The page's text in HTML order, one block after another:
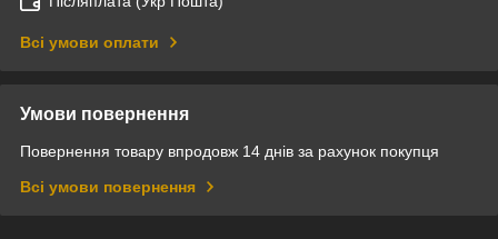
Всі умови оплати
Умови повернення
Повернення товару впродовж 14 днів за рахунок покупця
Всі умови повернення